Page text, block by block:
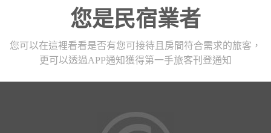
您是民宿業者
您可以在這裡看看是否有您可接待且房間符合需求的旅客，
更可以透過APP通知獲得第一手旅客刊登通知